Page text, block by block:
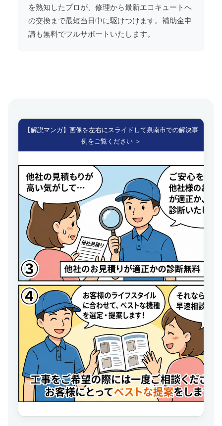
を熟知したプロが、修理から最新エコキュートへ
の交換まで最短当日中に駆けつけます。補助金申
請も無料でフルサポートいたします。
【解説マンガ】画像を左右にスライドして泉南市での解決事
例をご覧ください ＞